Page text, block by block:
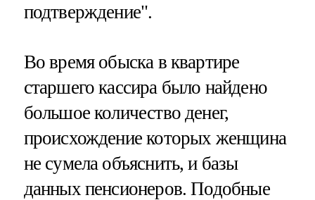
подтверждение".
Во время обыска в квартире
старшего кассира было найдено
большое количество денег,
происхождение которых женщина
не сумела объяснить, и базы
данных пенсионеров. Подобные